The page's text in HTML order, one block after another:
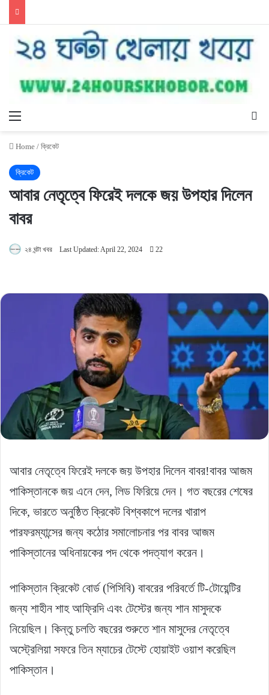
Menu
Home / ক্রিকেট
ক্রিকেট
আবার নেতৃত্বে ফিরেই দলকে জয় উপহার দিলেন
বাবর
২৪ ঘন্টা খবর Last Updated: April 22, 2024 22
আবার নেতৃত্বে ফিরেই দলকে জয় উপহার দিলেন বাবর!বাবর আজম
পাকিস্তানকে জয় এনে দেন, লিড ফিরিয়ে দেন। গত বছরের শেষের
দিকে, ভারতে অনুষ্ঠিত ক্রিকেট বিশ্বকাপে দলের খারাপ
পারফরম্যান্সের জন্য কঠোর সমালোচনার পর বাবর আজম
পাকিস্তানের অধিনায়কের পদ থেকে পদত্যাগ করেন।
পাকিস্তান ক্রিকেট বোর্ড (পিসিবি) বাবরের পরিবর্তে টি-টোয়েন্টির
জন্য শাহীন শাহ আফ্রিদি এবং টেস্টের জন্য শান মাসুদকে
নিয়েছিল। কিন্তু চলতি বছরের শুরুতে শান মাসুদের নেতৃত্বে
অস্ট্রেলিয়া সফরে তিন ম্যাচের টেস্টে হোয়াইট ওয়াশ করেছিল
পাকিস্তান।